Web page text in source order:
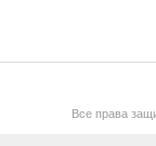
Все права